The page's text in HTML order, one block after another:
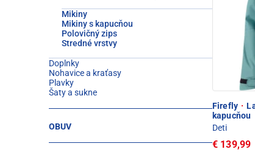
Mikiny
Mikiny s kapucňou
Polovičný zips
Stredné vrstvy
Doplnky
Nohavice a kraťasy
Plavky
Šaty a sukne
OBUV
Firefly ·
kapucňou
Deti
€ 139,99